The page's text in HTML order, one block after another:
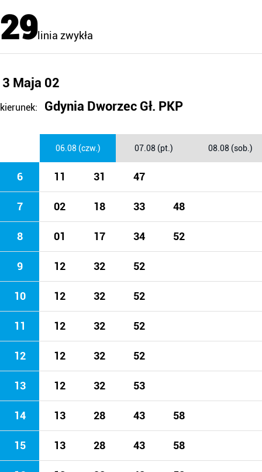
29linia zwykła
3 Maja 02
kierunek: Gdynia Dworzec Gł. PKP
06.08 (czw.) 07.08 (pt.) 08.08 (sob.)
6 11 31 47
7 02 18 33 48
8 01 17 34 52
9 12 32 52
10 12 32 52
11 12 32 52
12 12 32 52
13 12 32 53
14 13 28 43 58
15 13 28 43 58